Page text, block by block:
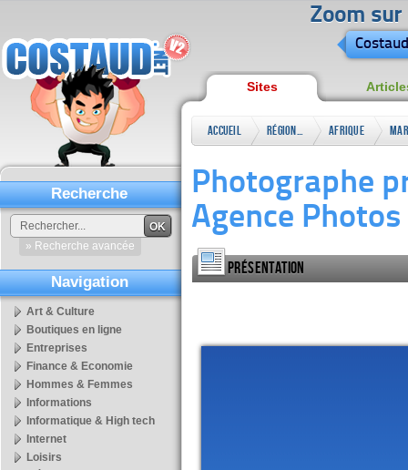
Zoom sur
Sites
Accueil Régional Afrique
Photographe
Agence Photos
Présentation
Recherche
OK
» Recherche avancée
Navigation
Art & Culture
Boutiques en ligne
Entreprises
Finance & Economie
Hommes & Femmes
Informations
Informatique & High tech
Internet
Loisirs